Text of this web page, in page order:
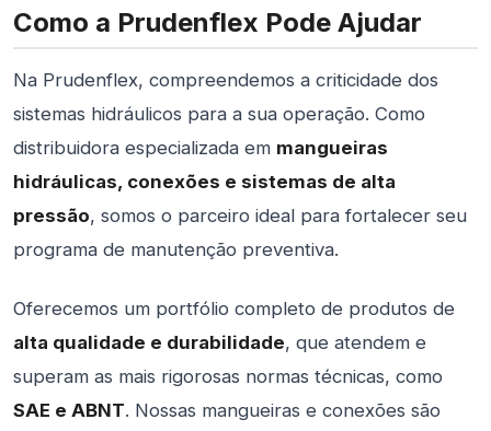
Como a Prudenflex Pode Ajudar
Na Prudenflex, compreendemos a criticidade dos
sistemas hidráulicos para a sua operação. Como
distribuidora especializada em mangueiras
hidráulicas, conexões e sistemas de alta
pressão, somos o parceiro ideal para fortalecer seu
programa de manutenção preventiva.
Oferecemos um portfólio completo de produtos de
alta qualidade e durabilidade, que atendem e
superam as mais rigorosas normas técnicas, como
SAE e ABNT. Nossas mangueiras e conexões são